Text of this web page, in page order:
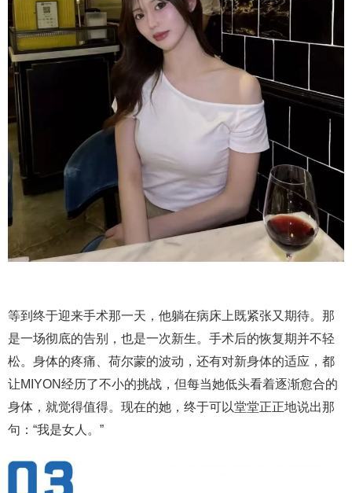
等到终于迎来手术那一天，他躺在病床上既紧张又期待。那
是一场彻底的告别，也是一次新生。手术后的恢复期并不轻
松。身体的疼痛、荷尔蒙的波动，还有对新身体的适应，都
让MIYON经历了不小的挑战，但每当她低头看着逐渐愈合的
身体，就觉得值得。现在的她，终于可以堂堂正正地说出那
句：“我是女人。”